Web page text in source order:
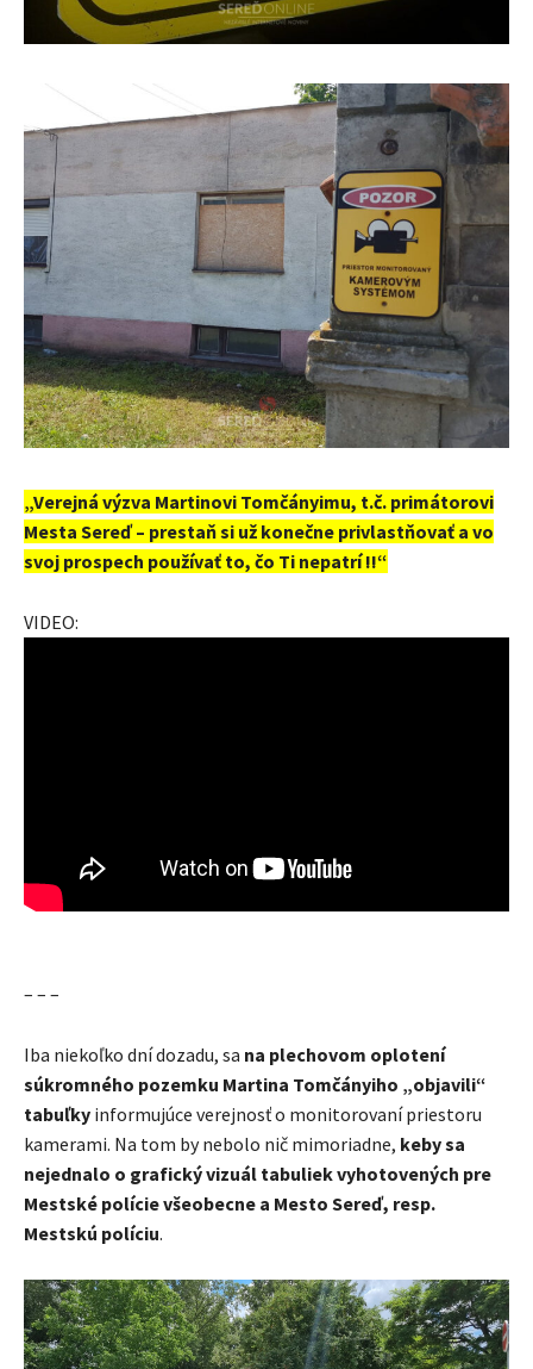
„Verejná výzva Martinovi Tomčányimu, t.č. primátorovi
Mesta Sereď – prestaň si už konečne privlastňovať a vo
svoj prospech používať to, čo Ti nepatrí !!“
VIDEO:
– – –
Iba niekoľko dní dozadu, sa na plechovom oplotení
súkromného pozemku Martina Tomčányiho „objavili“
tabuľky informujúce verejnosť o monitorovaní priestoru
kamerami. Na tom by nebolo nič mimoriadne, keby sa
nejednalo o grafický vizuál tabuliek vyhotovených pre
Mestské polície všeobecne a Mesto Sereď, resp.
Mestskú políciu.